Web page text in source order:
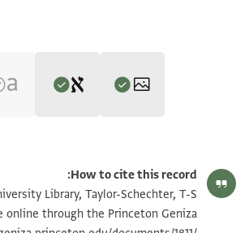
Palestinian Jewry in Early Islamic and Crusader
be-Ereṣ Yisraʾel be-Reshit ha-Islam u-ve-
(in Hebrew) (Yad Izhak Ben Zvi Publications,
T-S 24.72 1v
ותעזי עני אלסת אלואלדה אלדי עזיז
How to cite this record:
Library, Taylor-Schechter, T-S
online through the Princeton Geniza